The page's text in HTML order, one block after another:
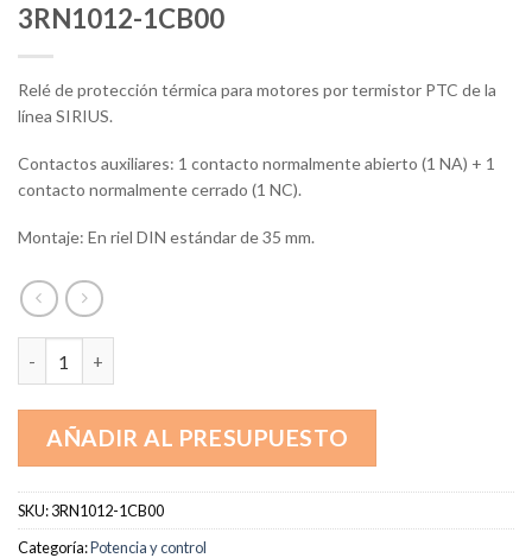
3RN1012-1CB00
Relé de protección térmica para motores por termistor PTC de la
línea SIRIUS.
Contactos auxiliares: 1 contacto normalmente abierto (1 NA) + 1
contacto normalmente cerrado (1 NC).
Montaje: En riel DIN estándar de 35 mm.
AÑADIR AL PRESUPUESTO
SKU:3RN1012-1CB00
Categoría:Potencia y control